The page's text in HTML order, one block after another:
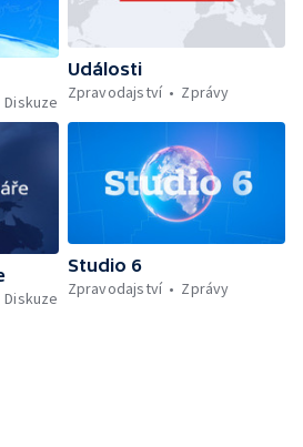
Diskuze
Události
Zpravodajství
Zprávy
Diskuze
Studio 6
Zpravodajství
Zprávy